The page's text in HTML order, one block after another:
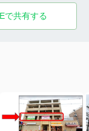
で共有する